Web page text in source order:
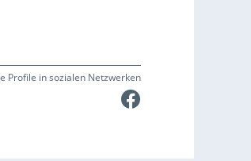
Profile in sozialen Netzwerken